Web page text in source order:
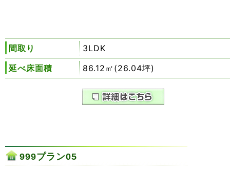
間取り
3LDK
延べ床面積
86.12㎡(26.04坪)
999プラン05